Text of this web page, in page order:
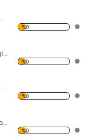
Kelebek ve Notalar Temalı Duvar Sticker
%0
Büyük Kelebek ve Çizgiler Temalı Duvar Sticker
%0
Çiçekler ve Çizgiler Temalı Duvar Sticker
%0
Vektörel Ejderha Temalı Duvar Sticker
%0